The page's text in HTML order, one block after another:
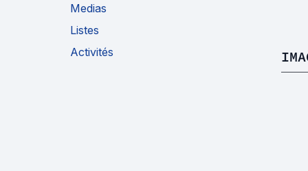
Medias
Listes
Activités